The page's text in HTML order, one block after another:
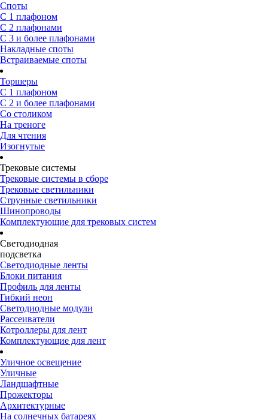
Споты
С 1 плафоном
С 2 плафонами
С 3 и более плафонами
Накладные споты
Встраиваемые споты
Торшеры
С 1 плафоном
С 2 и более плафонами
Со столиком
На треноге
Для чтения
Изогнутые
Трековые системы
Трековые системы в сборе
Трековые светильники
Струнные светильники
Шинопроводы
Комплектующие для трековых систем
Светодиодная
подсветка
Светодиодные ленты
Блоки питания
Профиль для ленты
Гибкий неон
Светодиодные модули
Рассеиватели
Котроллеры для лент
Комплектующие для лент
Уличное освещение
Уличные
Ландшафтные
Прожекторы
Архитектурные
На солнечных батареях